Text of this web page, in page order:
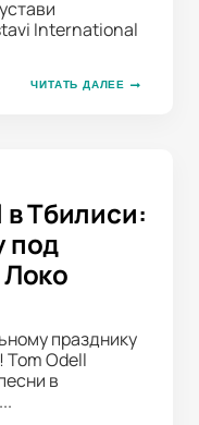
International
ЧИТАТЬ ДАЛЕЕ
в Тбилиси:
под
празднику
Tom Odell
в